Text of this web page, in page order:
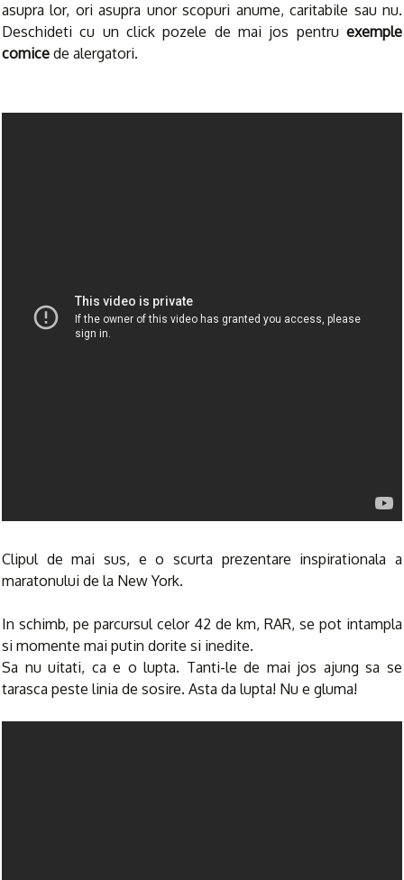
asupra lor, ori asupra unor scopuri anume, caritabile sau nu.
Deschideti cu un click pozele de mai jos pentru exemple
comice de alergatori.
Clipul de mai sus, e o scurta prezentare inspirationala a
maratonului de la New York.
In schimb, pe parcursul celor 42 de km, RAR, se pot intampla
si momente mai putin dorite si inedite.
Sa nu uitati, ca e o lupta. Tanti-le de mai jos ajung sa se
tarasca peste linia de sosire. Asta da lupta! Nu e gluma!